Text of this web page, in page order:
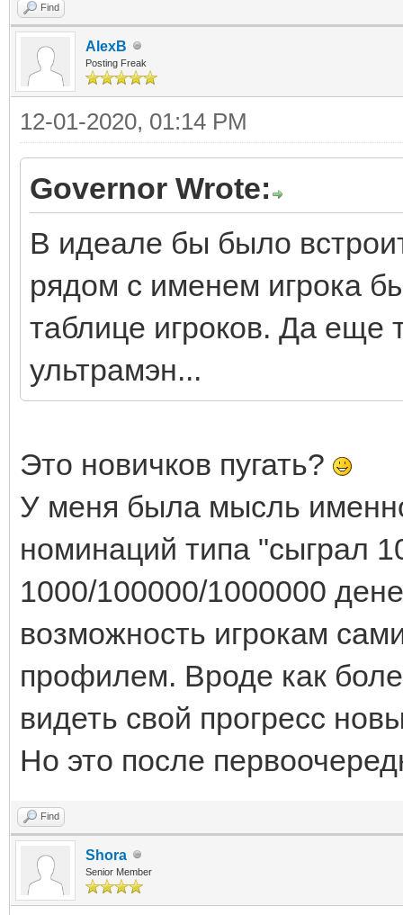
Find
AlexB
Posting Freak
12-01-2020, 01:14 PM
Governor Wrote:
В идеале бы было
рядом с именем игрока
таблице игроков. Да еще
ультрамэн...
Это новичков пугать?
У меня была мысль
номинаций типа "сыграл
1000/100000/1000000
возможность игрокам
профилем. Вроде как
видеть свой прогресс
Но это после
Find
Shora
Senior Member